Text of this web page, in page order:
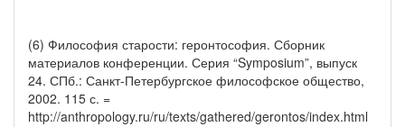
(6) Философия старости: геронтософия. Сборник
материалов конференции. Серия “Symposium”, выпуск
24. СПб.: Санкт-Петербургское философское общество,
2002. 115 с. =
http://anthropology.ru/ru/texts/gathered/gerontos/index.html